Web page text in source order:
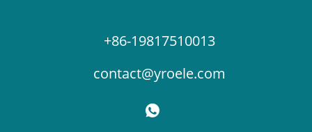
+86-19817510013
contact@yroele.com